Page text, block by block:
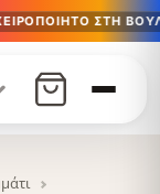
άνω των €99
σε 1-7 ημέρες σε
ποιότητας
ΣΤΗ